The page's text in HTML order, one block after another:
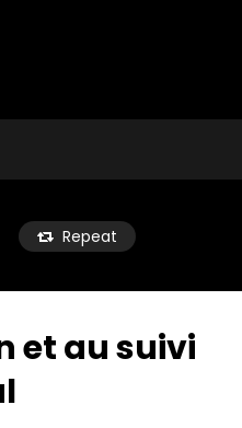
Repeat
et au suivi